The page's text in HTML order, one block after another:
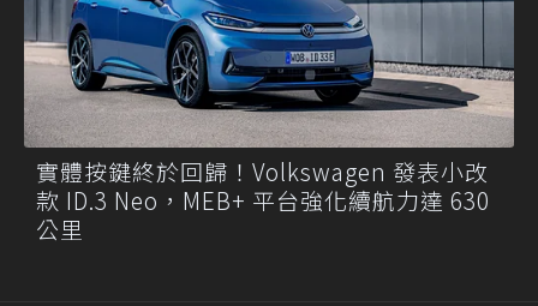
實體按鍵終於回歸！Volkswagen 發表小改
款 ID.3 Neo，MEB+ 平台強化續航力達 630
公里